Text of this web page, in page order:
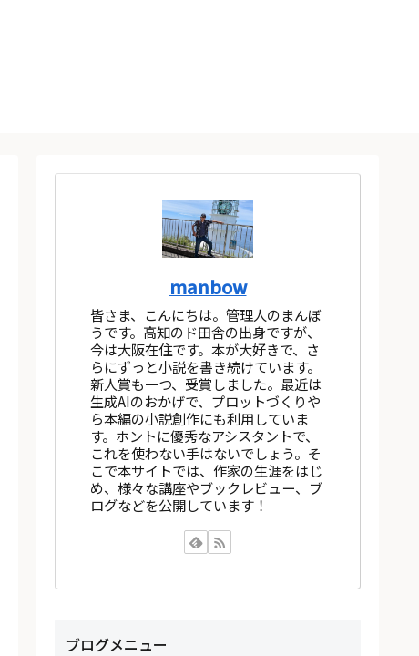
manbow
皆さま、こんにちは。管理人のまんぼ
うです。高知のド田舎の出身ですが、
今は大阪在住です。本が大好きで、さ
らにずっと小説を書き続けています。
新人賞も一つ、受賞しました。最近は
生成AIのおかげで、プロットづくりや
ら本編の小説創作にも利用していま
す。ホントに優秀なアシスタントで、
これを使わない手はないでしょう。そ
こで本サイトでは、作家の生涯をはじ
め、様々な講座やブックレビュー、ブ
ログなどを公開しています！
ブログメニュー